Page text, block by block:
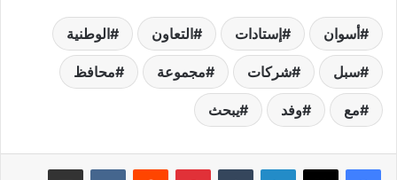
أسوان إستادات التعاون الوطنية
سبل شركات مجموعة محافظ
مع وفد يبحث
لينكدإن بينتيريست مشاركة عبر البريد